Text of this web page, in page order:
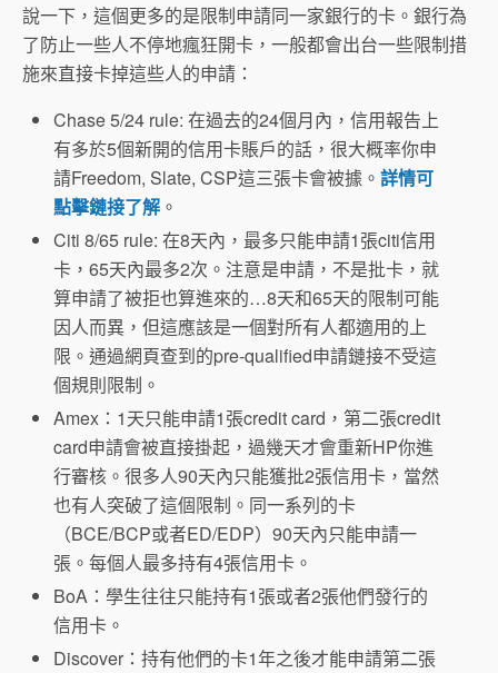
說一下，這個更多的是限制申請同一家銀行的卡。銀行為
了防止一些人不停地瘋狂開卡，一般都會出台一些限制措
施來直接卡掉這些人的申請：
Chase 5/24 rule: 在過去的24個月內，信用報告上
有多於5個新開的信用卡賬戶的話，很大概率你申
請Freedom, Slate, CSP這三張卡會被據。詳情可
點擊鏈接了解 。
Citi 8/65 rule: 在8天內，最多只能申請1張citi信用
卡，65天內最多2次。注意是申請，不是批卡，就
算申請了被拒也算進來的…8天和65天的限制可能
因人而異，但這應該是一個對所有人都適用的上
限。通過網頁查到的pre-qualified申請鏈接不受這
個規則限制。
Amex：1天只能申請1張credit card，第二張credit
card申請會被直接掛起，過幾天才會重新HP你進
行審核。很多人90天內只能獲批2張信用卡，當然
也有人突破了這個限制。同一系列的卡
（BCE/BCP或者ED/EDP）90天內只能申請一
張。每個人最多持有4張信用卡。
BoA：學生往往只能持有1張或者2張他們發行的
信用卡。
Discover：持有他們的卡1年之後才能申請第二張